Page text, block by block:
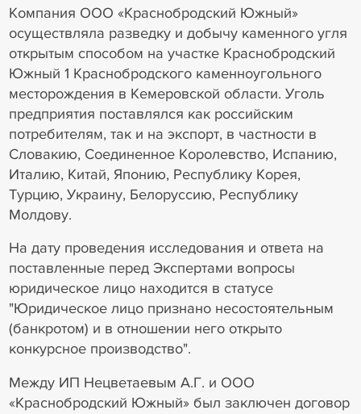
Компания ООО «Краснобродский Южный»
осуществляла разведку и добычу каменного угля
открытым способом на участке Краснобродский
Южный 1 Краснобродского каменноугольного
месторождения в Кемеровской области. Уголь
предприятия поставлялся как российским
потребителям, так и на экспорт, в частности в
Словакию, Соединенное Королевство, Испанию,
Италию, Китай, Японию, Республику Корея,
Турцию, Украину, Белоруссию, Республику
Молдову.
На дату проведения исследования и ответа на
поставленные перед Экспертами вопросы
юридическое лицо находится в статусе
"Юридическое лицо признано несостоятельным
(банкротом) и в отношении него открыто
конкурсное производство".
Между ИП Нецветаевым А.Г. и ООО
«Краснобродский Южный» был заключен договор